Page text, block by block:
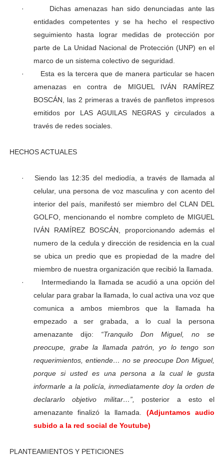
·
Dichas amenazas han sido denunciadas ante las
entidades competentes y se ha hecho el respectivo
seguimiento hasta lograr medidas de protección por
parte de La Unidad Nacional de Protección (UNP) en el
marco de un sistema colectivo de seguridad.
·
Esta es la tercera que de manera particular se hacen
amenazas en contra de MIGUEL IVÁN RAMÍREZ
BOSCÁN, las 2 primeras a través de panfletos impresos
emitidos por LAS AGUILAS NEGRAS y circulados a
través de redes sociales.
HECHOS ACTUALES
·
Siendo las 12:35 del mediodía, a través de llamada al
celular, una persona de voz masculina y con acento del
interior del país, manifestó ser miembro del CLAN DEL
GOLFO, mencionando el nombre completo de MIGUEL
IVÁN RAMÍREZ BOSCÁN, proporcionando además el
numero de la cedula y dirección de residencia en la cual
se ubica un predio que es propiedad de la madre del
miembro de nuestra organización que recibió la llamada.
·
Intermediando la llamada se acudió a una opción del
celular para grabar la llamada, lo cual activa una voz que
comunica a ambos miembros que la llamada ha
empezado a ser grabada, a lo cual la persona
amenazante dijo: “Tranquilo Don Miguel, no se
preocupe, grabe la llamada patrón, yo lo tengo son
requerimientos, entiende… no se preocupe Don Miguel,
porque si usted es una persona a la cual le gusta
informarle a la policía, inmediatamente doy la orden de
declararlo objetivo militar…”,
posterior a esto el
amenazante finalizó la llamada. (Adjuntamos audio
subido a la red social de Youtube)
PLANTEAMIENTOS Y PETICIONES